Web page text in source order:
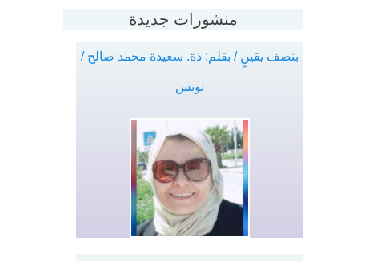
منشورات جديدة
بنصف يقينٍ / بقلم: ذة. سعيدة محمد صالح /
تونس